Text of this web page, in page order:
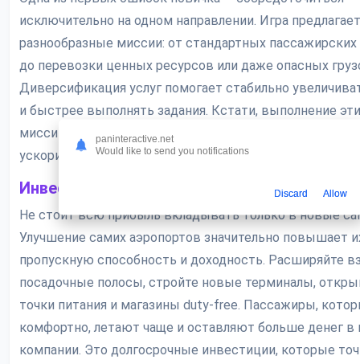
исключительно на одном направлении. Игра предлагает
разнообразные миссии: от стандартных
до перевозки ценных ресурсов или даже опасных
Диверсификация услуг помогает стабильно
и быстрее выполнять задания. Кстати, выполнение
миссий — отличный способ получить дополнительные
ускорить развитие.
Инвестиции в инфраструктуру аэропорта
Не стоит всю прибыль вкладывать только в новые
Улучшение самих аэропортов значительно повышает
пропускную способность и доходность. Расширяйте
посадочные полосы, стройте новые терминалы,
точки питания и магазины duty-free. Пассажиры,
комфортно, летают чаще и оставляют больше денег в
компании. Это долгосрочные инвестиции, которые
paninteractive.net
Would like to send you notifications
Discard Allow